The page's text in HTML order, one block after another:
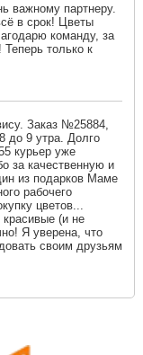
важному партнеру.
в срок! Цветы
команду, за
только к
Заказ №25884,
до 9 утра. Долго
курьер уже
за качественную и
из подарков Маме
рабочего
цветов...
(и не
Я уверена, что
своим друзьям